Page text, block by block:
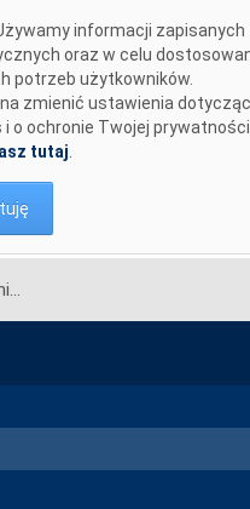
informacji zapisanych
oraz w celu
potrzeb użytkowników.
zmienić ustawienia
i o ochronie Twojej prywatności
tutaj
Komunikat Operatora Systemu Przesyłowego w sprawie rozpoczęcia procesu jednostronnego przetargu miesięcznego na zdolności przesyłowe połączenia PSE S.A. i NEK UKRENERGO na czerwiec 2021 r.